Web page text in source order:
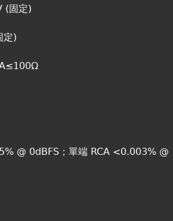
(固定)
定)
@ 0dBFS；單端 RCA <0.003% @